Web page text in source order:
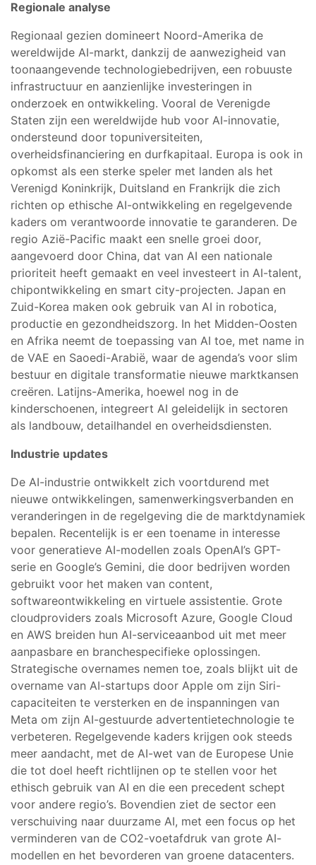
Regionale analyse
Regionaal gezien domineert Noord-Amerika de
wereldwijde AI-markt, dankzij de aanwezigheid van
toonaangevende technologiebedrijven, een robuuste
infrastructuur en aanzienlijke investeringen in
onderzoek en ontwikkeling. Vooral de Verenigde
Staten zijn een wereldwijde hub voor AI-innovatie,
ondersteund door topuniversiteiten,
overheidsfinanciering en durfkapitaal. Europa is ook in
opkomst als een sterke speler met landen als het
Verenigd Koninkrijk, Duitsland en Frankrijk die zich
richten op ethische AI-ontwikkeling en regelgevende
kaders om verantwoorde innovatie te garanderen. De
regio Azië-Pacific maakt een snelle groei door,
aangevoerd door China, dat van AI een nationale
prioriteit heeft gemaakt en veel investeert in AI-talent,
chipontwikkeling en smart city-projecten. Japan en
Zuid-Korea maken ook gebruik van AI in robotica,
productie en gezondheidszorg. In het Midden-Oosten
en Afrika neemt de toepassing van AI toe, met name in
de VAE en Saoedi-Arabië, waar de agenda’s voor slim
bestuur en digitale transformatie nieuwe marktkansen
creëren. Latijns-Amerika, hoewel nog in de
kinderschoenen, integreert AI geleidelijk in sectoren
als landbouw, detailhandel en overheidsdiensten.
Industrie updates
De AI-industrie ontwikkelt zich voortdurend met
nieuwe ontwikkelingen, samenwerkingsverbanden en
veranderingen in de regelgeving die de marktdynamiek
bepalen. Recentelijk is er een toename in interesse
voor generatieve AI-modellen zoals OpenAI’s GPT-
serie en Google’s Gemini, die door bedrijven worden
gebruikt voor het maken van content,
softwareontwikkeling en virtuele assistentie. Grote
cloudproviders zoals Microsoft Azure, Google Cloud
en AWS breiden hun AI-serviceaanbod uit met meer
aanpasbare en branchespecifieke oplossingen.
Strategische overnames nemen toe, zoals blijkt uit de
overname van AI-startups door Apple om zijn Siri-
capaciteiten te versterken en de inspanningen van
Meta om zijn AI-gestuurde advertentietechnologie te
verbeteren. Regelgevende kaders krijgen ook steeds
meer aandacht, met de AI-wet van de Europese Unie
die tot doel heeft richtlijnen op te stellen voor het
ethisch gebruik van AI en die een precedent schept
voor andere regio’s. Bovendien ziet de sector een
verschuiving naar duurzame AI, met een focus op het
verminderen van de CO2-voetafdruk van grote AI-
modellen en het bevorderen van groene datacenters.